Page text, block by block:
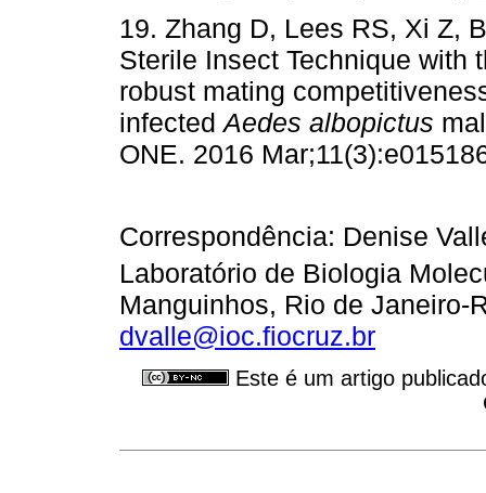
19. Zhang D, Lees RS, Xi Z,
Sterile Insect Technique with
robust mating
infectedAedes albopictus
ONE. 2016
Correspondência: Denise
Laboratório de Biologia
Manguinhos, Rio de Janeiro-
dvalle@ioc.fiocruz.br
Este é um artigo